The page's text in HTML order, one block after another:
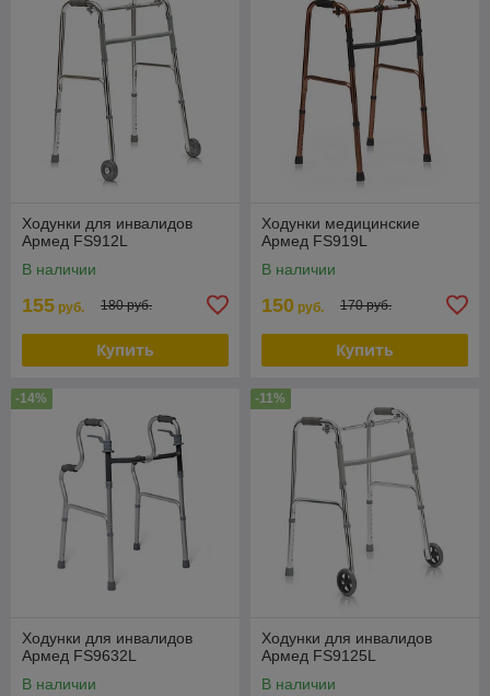
Ходунки для инвалидов
Армед FS912L
В наличии
155 руб. 180 руб.
Купить
Ходунки медицинские
Армед FS919L
В наличии
150 руб. 170 руб.
Купить
-14%
Ходунки для инвалидов
Армед FS9632L
В наличии
-11%
Ходунки для инвалидов
Армед FS9125L
В наличии